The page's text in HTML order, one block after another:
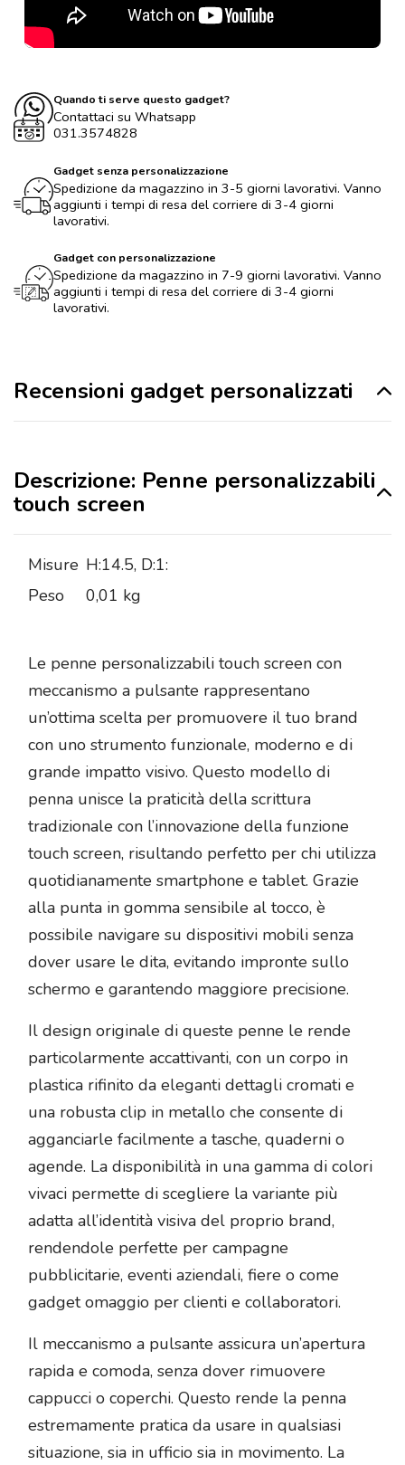
Quando ti serve questo gadget?
Contattaci su Whatsapp
031.3574828
Gadget senza personalizzazione
Spedizione da magazzino in 3-5 giorni lavorativi. Vanno
aggiunti i tempi di resa del corriere di 3-4 giorni
lavorativi.
Gadget con personalizzazione
Spedizione da magazzino in 7-9 giorni lavorativi. Vanno
aggiunti i tempi di resa del corriere di 3-4 giorni
lavorativi.
Recensioni gadget personalizzati
Descrizione: Penne personalizzabili
touch screen
Misure H:14.5, D:1:
Peso
0,01 kg
Le penne personalizzabili touch screen con
meccanismo a pulsante rappresentano
un’ottima scelta per promuovere il tuo brand
con uno strumento funzionale, moderno e di
grande impatto visivo. Questo modello di
penna unisce la praticità della scrittura
tradizionale con l’innovazione della funzione
touch screen, risultando perfetto per chi utilizza
quotidianamente smartphone e tablet. Grazie
alla punta in gomma sensibile al tocco, è
possibile navigare su dispositivi mobili senza
dover usare le dita, evitando impronte sullo
schermo e garantendo maggiore precisione.
Il design originale di queste penne le rende
particolarmente accattivanti, con un corpo in
plastica rifinito da eleganti dettagli cromati e
una robusta clip in metallo che consente di
agganciarle facilmente a tasche, quaderni o
agende. La disponibilità in una gamma di colori
vivaci permette di scegliere la variante più
adatta all’identità visiva del proprio brand,
rendendole perfette per campagne
pubblicitarie, eventi aziendali, fiere o come
gadget omaggio per clienti e collaboratori.
Il meccanismo a pulsante assicura un’apertura
rapida e comoda, senza dover rimuovere
cappucci o coperchi. Questo rende la penna
estremamente pratica da usare in qualsiasi
situazione, sia in ufficio sia in movimento. La